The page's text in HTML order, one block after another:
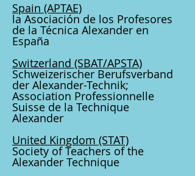
Spain (APTAE)
la Asociación de los Profesores
de la Técnica Alexander en
España
Switzerland (SBAT/APSTA)
Schweizerischer Berufsverband
der Alexander-Technik;
Association Professionnelle
Suisse de la Technique
Alexander
United Kingdom (STAT)
Society of Teachers of the
Alexander Technique